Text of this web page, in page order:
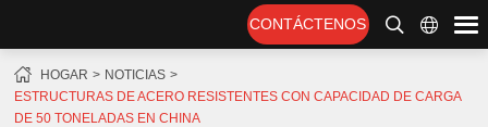
CONTÁCTENOS
HOGAR
NOTICIAS
ESTRUCTURAS DE ACERO RESISTENTES CON CAPACIDAD DE CARGA
DE 50 TONELADAS EN CHINA